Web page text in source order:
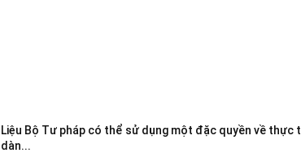
Liệu Bộ Tư pháp có thể sử dụng một đặc quyền về
dàn...